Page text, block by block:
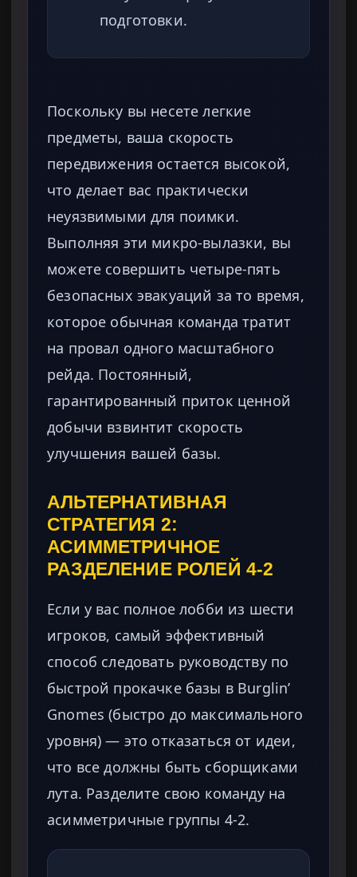
подготовки.
Поскольку вы несете легкие
предметы, ваша скорость
передвижения остается высокой,
что делает вас практически
неуязвимыми для поимки.
Выполняя эти микро-вылазки, вы
можете совершить четыре-пять
безопасных эвакуаций за то время,
которое обычная команда тратит
на провал одного масштабного
рейда. Постоянный,
гарантированный приток ценной
добычи взвинтит скорость
улучшения вашей базы.
АЛЬТЕРНАТИВНАЯ
СТРАТЕГИЯ 2:
АСИММЕТРИЧНОЕ
РАЗДЕЛЕНИЕ РОЛЕЙ 4-2
Если у вас полное лобби из шести
игроков, самый эффективный
способ следовать руководству по
быстрой прокачке базы в Burglin’
Gnomes (быстро до максимального
уровня) — это отказаться от идеи,
что все должны быть сборщиками
лута. Разделите свою команду на
асимметричные группы 4-2.